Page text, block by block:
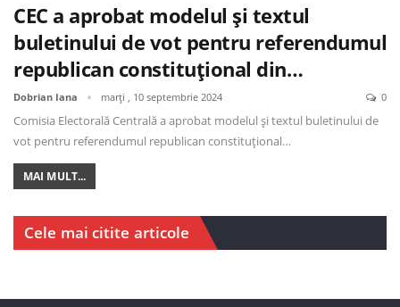
CEC a aprobat modelul și textul
buletinului de vot pentru referendumul
republican constituțional din…
Dobrian Iana marți , 10 septembrie 2024 0
Comisia Electorală Centrală a aprobat modelul și textul buletinului de
vot pentru referendumul republican constituțional…
MAI MULT...
Cele mai citite articole